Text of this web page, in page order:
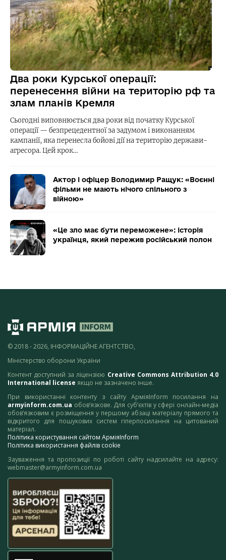
Два роки Курської операції:
перенесення війни на територію рф та
злам планів Кремля
Сьогодні виповнюється два роки від початку Курської
операції — безпрецедентної за задумом і виконанням
кампанії, яка перенесла бойові дії на територію держави-
агресора. Цей крок…
Актор і офіцер Володимир Ращук: «Воєнні
фільми не мають нічого спільного з
війною»
«Це зло має бути переможене»: історія
українця, який пережив російський полон
© 2018 - 2026, ІНФОРМАЦІЙНЕ АГЕНТСТВО,
Міністерство оборони України
Контент доступний за ліцензією Creative Commons Attribution 4.0
International license якщо не зазначено інше.
При використанні контенту з сайту АрміяInform посилання на
armyinform.com.ua обов’язкове. Для суб’єктів у сфері онлайн-медіа
обов’язковим є розміщення у першому абзаці матеріалу прямого та
відкритого для пошукових систем гіперпосилання на цитований
матеріал.
Політика користування сайтом АрміяInform
Політика використання файлів cookie
Зауваження та пропозиції по роботі сайту надсилайте на адресу:
webmaster@armyinform.com.ua